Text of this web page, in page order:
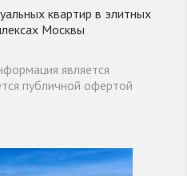
квартир в элитных
Москвы
является
публичной офертой